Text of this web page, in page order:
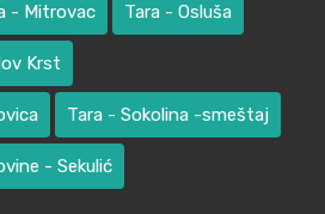
- Mitrovac Tara - Osluša
Krst
Tara - Sokolina -smeštaj
- Sekulić